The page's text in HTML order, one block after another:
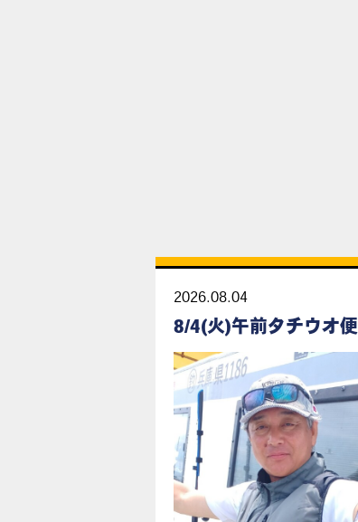
2026.08.04
8/4(火)午前タチウオ便